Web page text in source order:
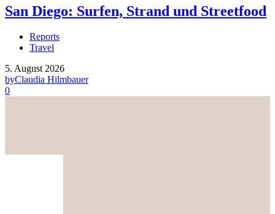
San Diego: Surfen, Strand und Streetfood
Reports
Travel
5. August 2026
byClaudia Hilmbauer
0